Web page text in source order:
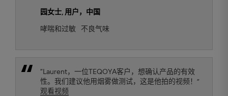
园女士, 用户，中国
哮喘和过敏
不良气味
“Laurent，一位TEQOYA客户，想确认产品的有效
性。我们建议他用烟雾做测试，这是他拍的视频！”
观看视频